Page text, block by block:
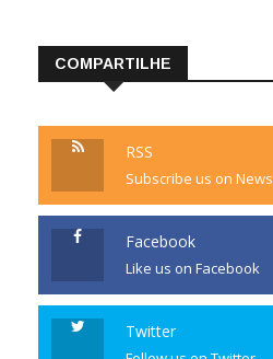
COMPARTILHE
RSS
Subscribe us on News
Facebook
Like us on Facebook
Twitter